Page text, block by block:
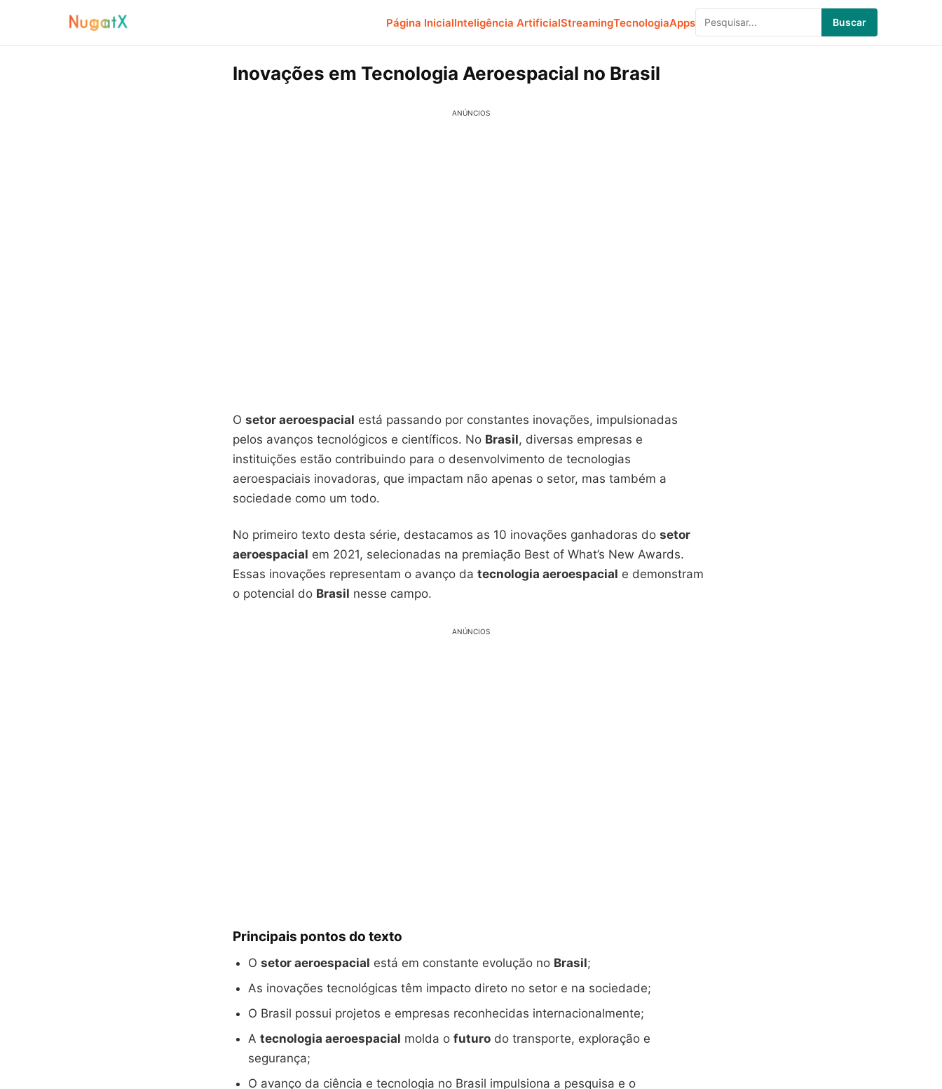
Página InicialInteligência ArtificialStreamingTecnologiaApps Buscar
Inovações em Tecnologia Aeroespacial no Brasil
ANÚNCIOS
O setor aeroespacial está passando por constantes inovações, impulsionadas
pelos avanços tecnológicos e científicos. No Brasil, diversas empresas e
instituições estão contribuindo para o desenvolvimento de tecnologias
aeroespaciais inovadoras, que impactam não apenas o setor, mas também a
sociedade como um todo.
No primeiro texto desta série, destacamos as 10 inovações ganhadoras do setor
aeroespacial em 2021, selecionadas na premiação Best of What’s New Awards.
Essas inovações representam o avanço da tecnologia aeroespacial e demonstram
o potencial do Brasil nesse campo.
ANÚNCIOS
Principais pontos do texto
O setor aeroespacial está em constante evolução no Brasil;
As inovações tecnológicas têm impacto direto no setor e na sociedade;
O Brasil possui projetos e empresas reconhecidas internacionalmente;
A tecnologia aeroespacial molda o futuro do transporte, exploração e
segurança;
O avanço da ciência e tecnologia no Brasil impulsiona a pesquisa e o